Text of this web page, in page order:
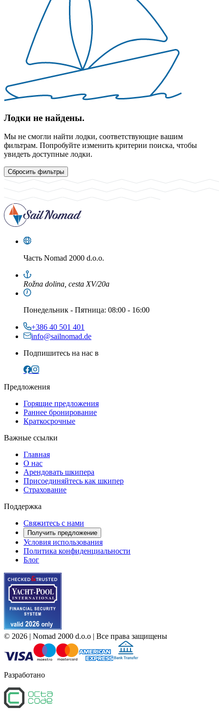
Лодки не найдены.
Мы не смогли найти лодки, соответствующие вашим
фильтрам. Попробуйте изменить критерии поиска, чтобы
увидеть доступные лодки.
Сбросить фильтры
Часть Nomad 2000 d.o.o.
Rožna dolina, cesta XV/20a
Понедельник - Пятница: 08:00 - 16:00
+386 40 501 401
info@sailnomad.de
Подпишитесь на нас в
Предложения
Горящие предложения
Раннее бронирование
Краткосрочные
Важные ссылки
Главная
О нас
Арендовать шкипера
Присоединяйтесь как шкипер
Страхование
Поддержка
Свяжитесь с нами
Получить предложение
Условия использования
Политика конфиденциальности
Блог
© 2026 | Nomad 2000 d.o.o | Все права защищены
Разработано